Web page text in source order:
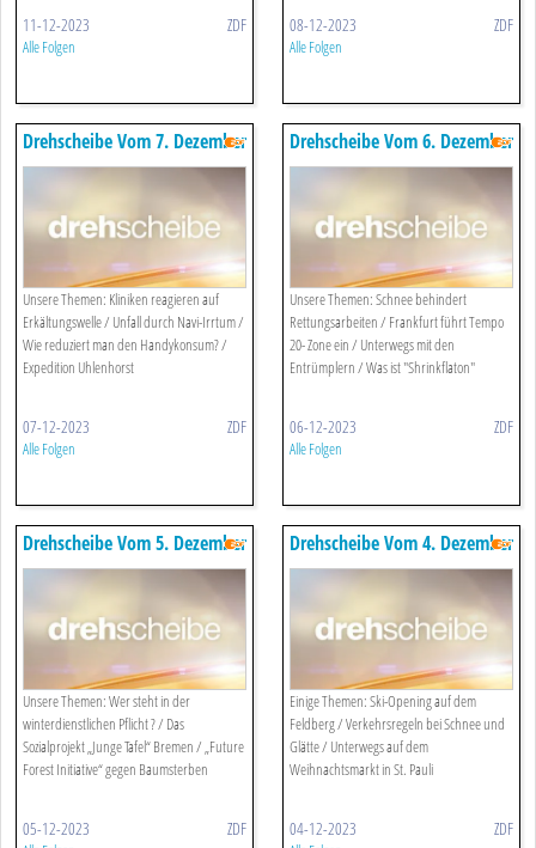
11-12-2023 ZDF
Alle Folgen
08-12-2023 ZDF
Alle Folgen
Drehscheibe Vom 7. Dezember
2023
Unsere Themen: Kliniken reagieren auf
Erkältungswelle / Unfall durch Navi-Irrtum /
Wie reduziert man den Handykonsum? /
Expedition Uhlenhorst
07-12-2023 ZDF
Alle Folgen
Drehscheibe Vom 6. Dezember
2023
Unsere Themen: Schnee behindert
Rettungsarbeiten / Frankfurt führt Tempo
20- Zone ein / Unterwegs mit den
Entrümplern / Was ist "Shrinkflaton"
06-12-2023 ZDF
Alle Folgen
Drehscheibe Vom 5. Dezember
2023
Unsere Themen: Wer steht in der
winterdienstlichen Pflicht ? / Das
Sozialprojekt „Junge Tafel“ Bremen / „Future
Forest Initiative“ gegen Baumsterben
05-12-2023 ZDF
Drehscheibe Vom 4. Dezember
2023
Einige Themen: Ski-Opening auf dem
Feldberg / Verkehrsregeln bei Schnee und
Glätte / Unterwegs auf dem
Weihnachtsmarkt in St. Pauli
04-12-2023 ZDF